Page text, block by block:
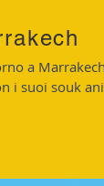
a
i suoi souk